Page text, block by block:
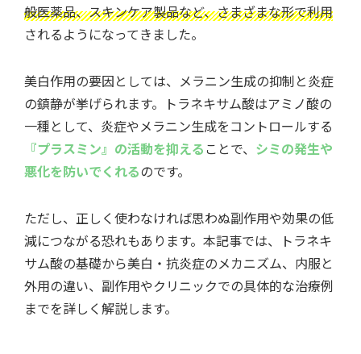
般医薬品、スキンケア製品など、さまざまな形で利用
されるようになってきました。
美白作用の要因としては、メラニン生成の抑制と炎症
の鎮静が挙げられます。トラネキサム酸はアミノ酸の
一種として、炎症やメラニン生成をコントロールする
『プラスミン』の活動を抑える ことで、 シミの発生や
悪化を防いでくれるのです。
ただし、正しく使わなければ思わぬ副作用や効果の低
減につながる恐れもあります。本記事では、トラネキ
サム酸の基礎から美白・抗炎症のメカニズム、内服と
外用の違い、副作用やクリニックでの具体的な治療例
までを詳しく解説します。